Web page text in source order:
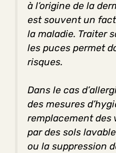
à l’origine de la
est souvent un
la maladie. Traiter
les puces permet
risques.
Dans le cas
des mesures
remplacement des
par des sols
ou la suppression